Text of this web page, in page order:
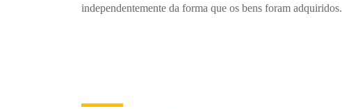
independentemente da forma que os bens foram adquiridos.